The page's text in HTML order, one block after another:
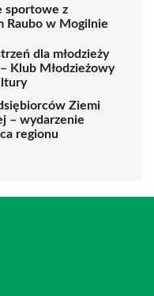
sportowe z
Raubo w Mogilnie
dla młodzieży
Klub Młodzieżowy
Ziemi
– wydarzenie
regionu